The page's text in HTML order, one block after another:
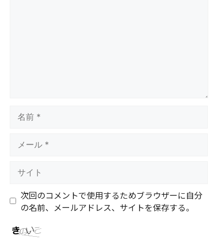
次回のコメントで使用するためブラウザーに自分
の名前、メールアドレス、サイトを保存する。